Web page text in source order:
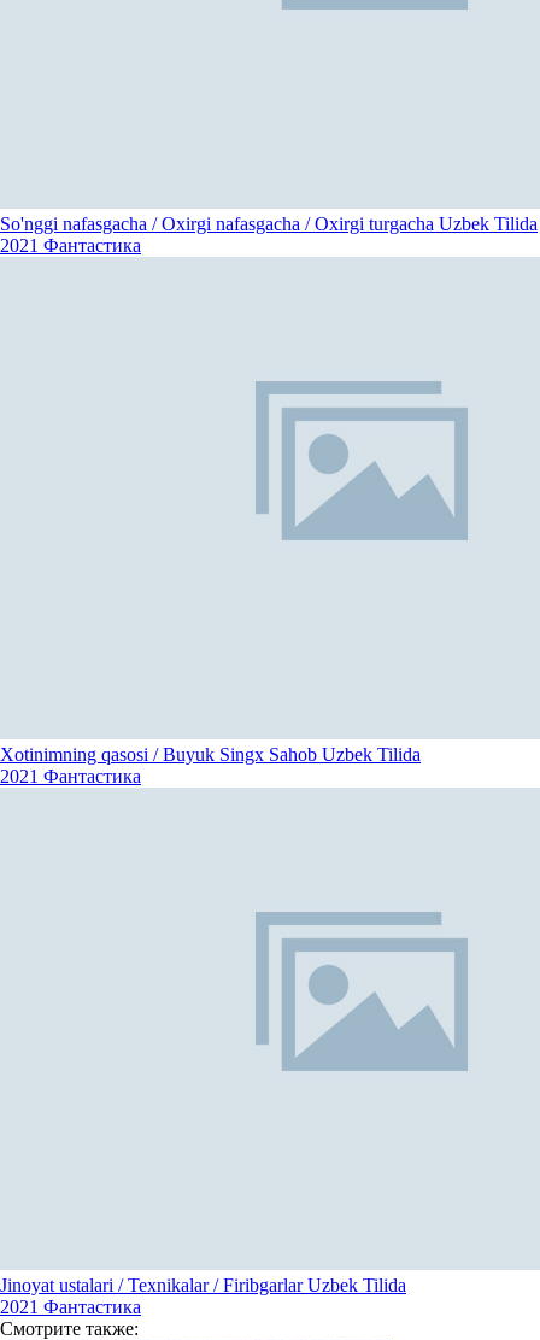
So'nggi nafasgacha / Oxirgi nafasgacha / Oxirgi turgacha Uzbek Tilida
2021 Фантастика
Xotinimning qasosi / Buyuk Singx Sahob Uzbek Tilida
2021 Фантастика
Jinoyat ustalari / Texnikalar / Firibgarlar Uzbek Tilida
2021 Фантастика
Смотрите также: